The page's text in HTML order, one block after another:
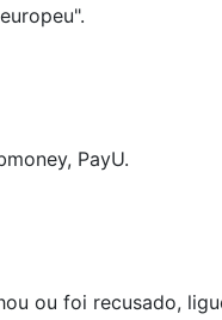
PayU.
ou foi recusado,